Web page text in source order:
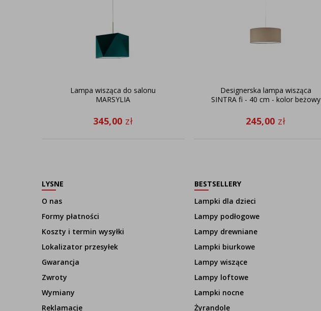
Lampa wisząca do salonu
MARSYLIA
345,00 zł
Designerska lampa wisząca
SINTRA fi - 40 cm - kolor beżowy
245,00 zł
LYSNE
O nas
Formy płatności
Koszty i termin wysyłki
Lokalizator przesyłek
Gwarancja
Zwroty
Wymiany
Reklamacje
BESTSELLERY
Lampki dla dzieci
Lampy podłogowe
Lampy drewniane
Lampki biurkowe
Lampy wiszące
Lampy loftowe
Lampki nocne
Żyrandole